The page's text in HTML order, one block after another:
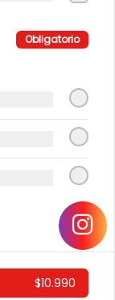
Obligatorio
$10.990